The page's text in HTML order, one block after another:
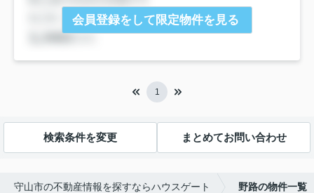
会員登録をして限定物件を見る
1
検索条件を変更 まとめてお問い合わせ
守山市の不動産情報を探すならハウスゲート 野路の物件一覧